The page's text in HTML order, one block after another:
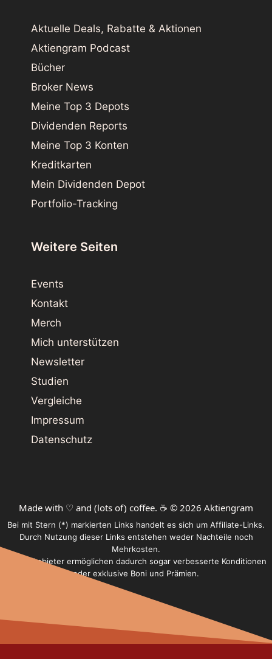
Aktuelle Deals, Rabatte & Aktionen
Aktiengram Podcast
Bücher
Broker News
Meine Top 3 Depots
Dividenden Reports
Meine Top 3 Konten
Kreditkarten
Mein Dividenden Depot
Portfolio-Tracking
Weitere Seiten
Events
Kontakt
Merch
Mich unterstützen
Newsletter
Studien
Vergleiche
Impressum
Datenschutz
Made with ♡ and (lots of) coffee. ☕️ © 2026 Aktiengram
Bei mit Stern (*) markierten Links handelt es sich um Affiliate-Links.
Durch Nutzung dieser Links entstehen weder Nachteile noch
Mehrkosten.
Einige Anbieter ermöglichen dadurch sogar verbesserte Konditionen
oder exklusive Boni und Prämien.